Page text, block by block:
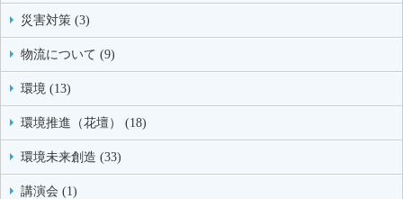
災害対策 (3)
物流について (9)
環境 (13)
環境推進（花壇） (18)
環境未来創造 (33)
講演会 (1)